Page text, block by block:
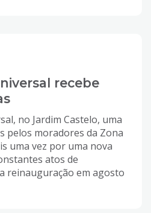
recebe
no Jardim Castelo, uma
pelos moradores da Zona
uma vez por uma nova
atos de
reinauguração em agosto